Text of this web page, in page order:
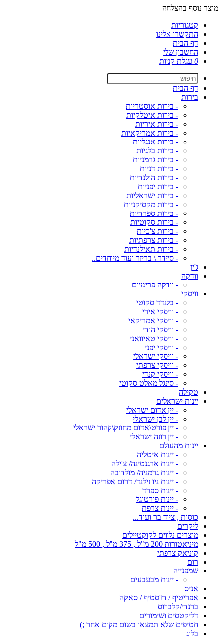
מוצר נוסף בהצלחה
קטגוריות
התקשרו אלינו
דף הבית
החשבון שלי
0 עגלת קניות
דף הבית
בירות
- בירות אוסטריות
- בירות איטלקיות
- בירות איריות
- בירות אמריקאיות
- בירות אנגליות
- בירות בלגיות
- בירות גרמניות
- בירות דניות
- בירות הולנדיות
- בירות יפניות
- בירות ישראליות
- בירות מקסיקניות
- בירות ספרדיות
- בירות סקוטיות
- בירות צ'כיות
- בירות צרפתיות
- בירות תאילנדיות
- סיידר \ בריזר ועוד מיוחדים..
ג'ין
וודקה
- וודקה פרימיום
וויסקי
- בלנדד סקוטי
- וויסקי אירי
- וויסקי אמריקאי
- וויסקי הודי
- וויסקי טאיוואני
- וויסקי יפני
- וויסקי ישראלי
- וויסקי צרפתי
- וויסקי קנדי
- סינגל מאלט סקוטי
טקילה
יינות ישראלים
- יין אדום ישראלי
- יין לבן ישראלי
- יין פורט\אדום מחוזק\קהור ישראלי
- יין רוזה ישראלי
יינות מהעולם
- יינות איטליה
- יינות ארגנטינה/ צ'ילה
- יינות גרמניה/ מולדובה
- יינות ניו זילנד/ דרום אפריקה
- יינות ספרד
- יינות פורטוגל
- יינות צרפת
כוסות , ציוד בר ועוד...
ליקרים
מוצרים נלווים לקוקטיילים
מיניאטורות 200 מ"ל , 375 מ"ל , 500 מ"ל
קוניאק צרפתי
רום
שמפנייה
- יינות מבעבעים
אניס
אפריטיף / דז'סטיף / סאקה
ברנדי/קלבדוס
דליקטסים ושימורים
חטיפים שלא תמצאו בשום מקום אחר ;)
בלוג